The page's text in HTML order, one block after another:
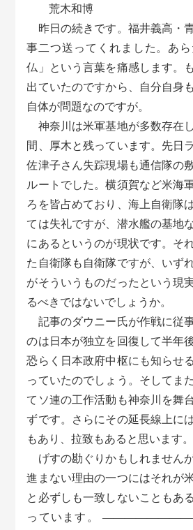
荒木和博
昨日の続きです。福井義高・
事二つ送ってくれました。あ
仏」という言葉を痛感します。
出ていたのですから、自分自身
自体が問題なのですが。
神奈川は米軍基地が多数存在
間、厚木と残っています。先日
佐津子さん失踪現場も通信隊の
ルートでした。横須賀など米海
ろを皆占めており、海上自衛隊
ては失礼ですが、潜水艦の基地
にあるというのが現状です。そ
た自衛隊も自衛隊ですが、いず
がそういうものだったという現
るべきではないでしょうか。
記事のダウニー氏が作戦に従
のは日本が独立を回復して半年
恐らく日本政府中枢にも知らせ
っていたのでしょう。そしてま
てソ連の工作活動も神奈川を舞
ずです。さらにその延長線上に
もあり、拉致もあると思います。
げすの勘ぐりかもしれません
進まない理由の一つにはそれが
と必ずしも一致しないこともあ
っています。